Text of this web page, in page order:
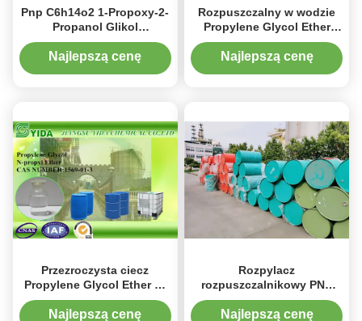
Pnp C6h14o2 1-Propoxy-2-
Propanol Glikol
monopropylowy glikolu
propylenowego CAS 1569-
Najlepszą cenę
Rozpuszczalny w wodzie
Propylene Glycol Ether
Normalna Propylu HLB 12
Dla środków czyszczących
Najlepszą cenę
Przezroczysta ciecz
Propylene Glycol Ether n-
propylu EINECS nr 216-
372-4
Najlepszą cenę
Rozpylacz
rozpuszczalnikowy PNP
Rozcieńczalnik do
powlekania Tusz Pestycyd
Najlepszą cenę